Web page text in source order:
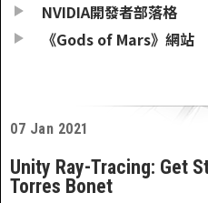
NVIDIA開發者部落格
《Gods of Mars》網站
07 Jan 2021
Unity Ray-Tracing: Get
Torres Bonet